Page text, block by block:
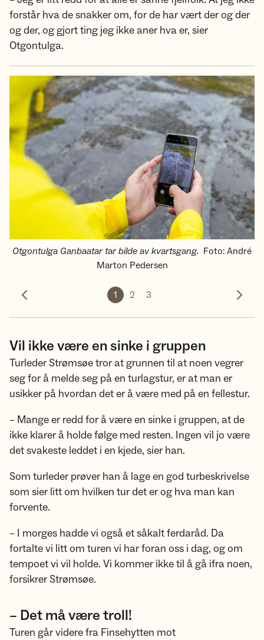
forstår hva de snakker om, for de har vært der og der
og der, og gjort ting jeg ikke aner hva er, sier
Otgontulga.
Otgontulga Ganbaatar tar bilde av kvartsgang. Foto: André
Marton Pedersen
Forrige bilde
1 2 3
Vil ikke være en sinke i gruppen
Turleder Strømsøe tror at grunnen til at noen vegrer
seg for å melde seg på en turlagstur, er at man er
usikker på hvordan det er å være med på en fellestur.
– Mange er redd for å være en sinke i gruppen, at de
ikke klarer å holde følge med resten. Ingen vil jo være
det svakeste leddet i en kjede, sier han.
Som turleder prøver han å lage en god turbeskrivelse
som sier litt om hvilken tur det er og hva man kan
forvente.
– I morges hadde vi også et såkalt ferdaråd. Da
fortalte vi litt om turen vi har foran oss i dag, og om
tempoet vi vil holde. Vi kommer ikke til å gå ifra noen,
forsikrer Strømsøe.
– Det må være troll!
Turen går videre fra Finsehytten mot